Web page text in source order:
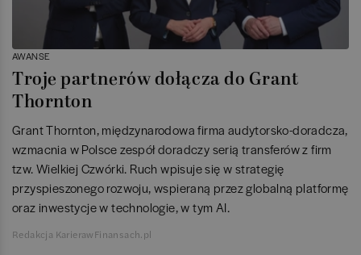
AWANSE
Troje partnerów dołącza do Grant
Thornton
Grant Thornton, międzynarodowa firma audytorsko-doradcza,
wzmacnia w Polsce zespół doradczy serią transferów z firm
tzw. Wielkiej Czwórki. Ruch wpisuje się w strategię
przyspieszonego rozwoju, wspieraną przez globalną platformę
oraz inwestycje w technologie, w tym AI.
Redakcja KarierawFinansach.pl